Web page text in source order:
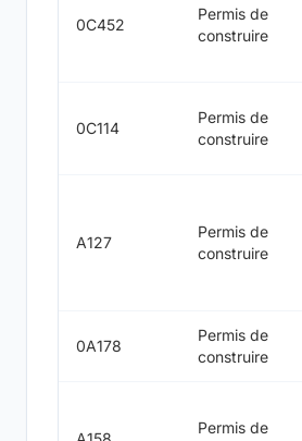
0C452
Permis de
construire
0C114
Permis de
construire
A127
Permis de
construire
0A178
Permis de
construire
Permis de